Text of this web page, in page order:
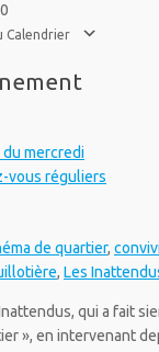
Calendrier
mercredi
vous réguliers
de quartier,
, Les
qui a fait
», en intervenant